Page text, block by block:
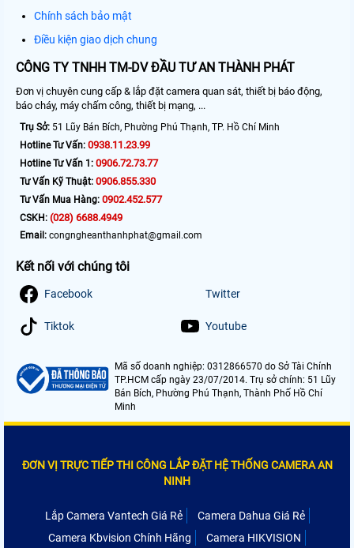
Chính sách bảo mật
Điều kiện giao dịch chung
CÔNG TY TNHH TM-DV ĐẦU TƯ AN THÀNH PHÁT
Đơn vị chuyên cung cấp & lắp đặt camera quan sát, thiết bị báo động,
báo cháy, máy chấm công, thiết bị mạng, ...
Trụ Sở: 51 Lũy Bán Bích, Phường Phú Thạnh, TP. Hồ Chí Minh
Hotline Tư Vấn: 0938.11.23.99
Hotline Tư Vấn 1: 0906.72.73.77
Tư Vấn Kỹ Thuật: 0906.855.330
Tư Vấn Mua Hàng: 0902.452.577
CSKH: (028) 6688.4949
Email: congngheanthanhphat@gmail.com
Kết nối với chúng tôi
Facebook Twitter
Tiktok Youtube
Mã số doanh nghiệp: 0312866570 do Sở Tài Chính
TP.HCM cấp ngày 23/07/2014. Trụ sở chính: 51 Lũy
Bán Bích, Phường Phú Thạnh, Thành Phố Hồ Chí
Minh
ĐƠN VỊ TRỰC TIẾP THI CÔNG LẮP ĐẶT HỆ THỐNG CAMERA AN
NINH
Lắp Camera Vantech Giá Rẻ
Camera Dahua Giá Rẻ
Camera Kbvision Chính Hãng
Camera HIKVISION